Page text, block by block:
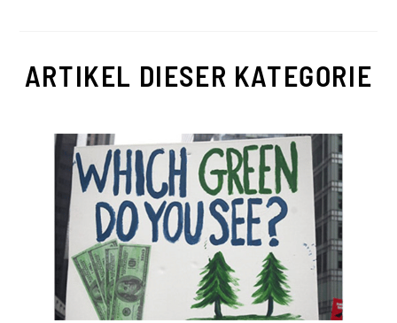
ARTIKEL DIESER KATEGORIE